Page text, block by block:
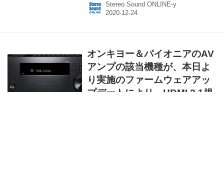
出荷完了」のアナウンスをしたばかりだが、ユ
ーザーから再販を望む声が多数届いたことで、
態であるが、再販に合わせて再開する予定もあ
るという（こちらも詳細は未定）。 PD-50AE購
入に関するオンライン相談 PD-50AE（S）...
Stereo Sound ONLINE-y
オンキヨー＆パイオニアのAV
アンプの該当機種が、本日よ
り実施のファームウェアアッ
プデートにより、HDMI 2.1規